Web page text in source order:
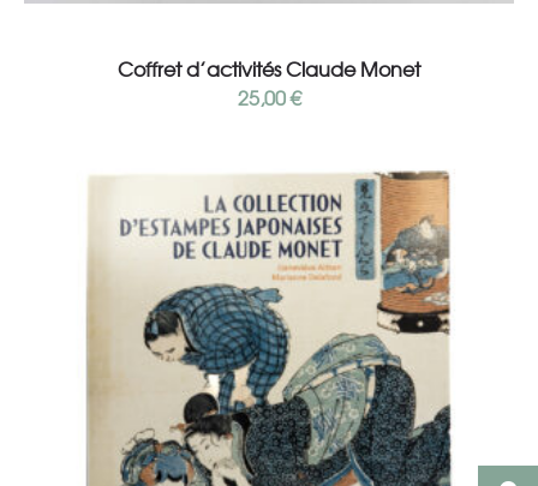
Coffret d’activités Claude Monet
25,00€